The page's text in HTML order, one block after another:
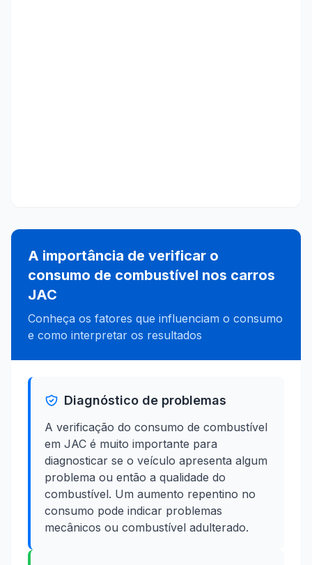
A importância de verificar o
consumo de combustível nos carros
JAC
Conheça os fatores que influenciam o consumo
e como interpretar os resultados
Diagnóstico de problemas
A verificação do consumo de combustível
em JAC é muito importante para
diagnosticar se o veículo apresenta algum
problema ou então a qualidade do
combustível. Um aumento repentino no
consumo pode indicar problemas
mecânicos ou combustível adulterado.